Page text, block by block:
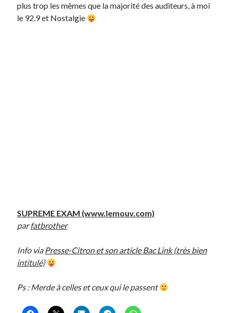
Patchwork
Photos
Proust
Sons
Tavukoi
Vidéos
plus trop les mêmes que la majorité des auditeurs, à moi
le 92.9 et Nostalgie
SUPREME EXAM (www.lemouv.com)
parfatbrother
Info via Presse-Citron et son article Bac Link (très bien
intitulé)
Ps : Merde à celles et ceux qui le passent